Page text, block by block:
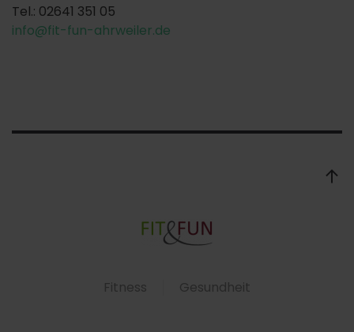
Tel.: 02641 351 05
info@fit-fun-ahrweiler.de
Fitness Gesundheit